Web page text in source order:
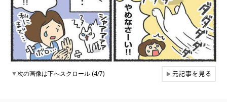
▼次の画像は下へスクロール (4/7) ▶元記事を見る